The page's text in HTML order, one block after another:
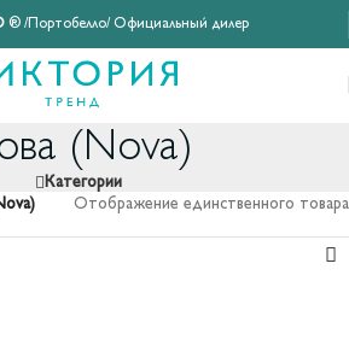
® /Портобелло/ Официальный дилер
(Nova)
Категории
Отображение единственного товара